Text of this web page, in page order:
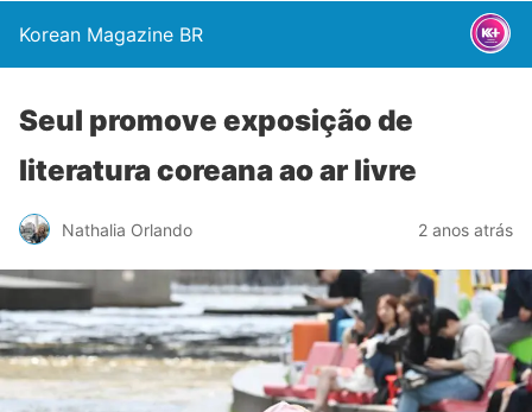
Korean Magazine BR
Seul promove exposição de
literatura coreana ao ar livre
Nathalia Orlando 2 anos atrás